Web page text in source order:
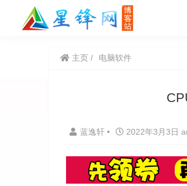
主页 电脑软件
蓝逸轩 • 2022年3月3日